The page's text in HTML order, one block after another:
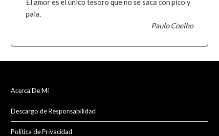
El amor es el único tesoro que no se saca con pico y
pala.
Paulo Coelho
Acerca De Mí
Descargo de Responsabilidad
Política de Privacidad